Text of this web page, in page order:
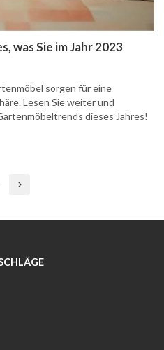
was Sie im Jahr 2023
sorgen für eine
Lesen Sie weiter und
dieses Jahres!